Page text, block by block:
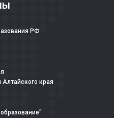
РФ
Алтайского края